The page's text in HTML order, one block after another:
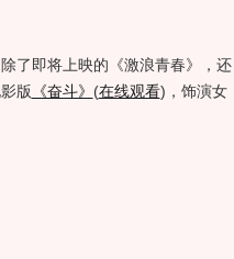
即将上映的《激浪青春》，还
版 《奋斗》 (在线观看)，饰演女